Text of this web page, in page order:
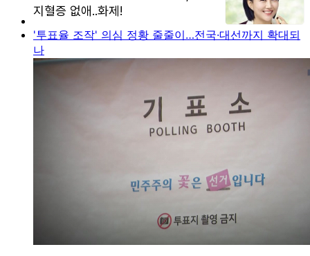
'투표율 조작' 의심 정황 줄줄이…전국·대선까지 확대되
나